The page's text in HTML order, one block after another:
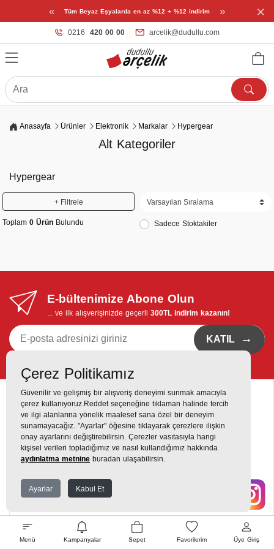
« Tüm Beyaz Eşyalarda en az %12 + %12 indirim » ×
0216 420 00 00 arcelik@dudullu.com
Menü Kampanyalar Sepet Favorilerim Üye Giriş
Anasayfa Ürünler Elektronik Markalar Hypergear
Alt Kategoriler
Hypergear
+ Filtrele
Toplam 0 Ürün Bulundu Sadece Stoktakiler
E-bültenimize Abone Olun
... ve ilk alışverişinizde geçerli 300TL indirim kazanın!
KATIL →
Destek Hattı
0216 420 00 00
Yukarı Dudullu, Alemdağ Cd No: 806, 34760 Dudullu, Ümraniye,
İstanbul
Çerez Politikamız
Güvenilir ve gelişmiş bir alışveriş deneyimi sunmak amacıyla
çerez kullanıyoruz.Reddet seçeneğine tıklaman halinde tercih
ve ilgi alanlarına yönelik maalesef sana özel bir deneyim
sunamayacağız. "Ayarlar" öğesine tıklayarak çerezlere ilişkin
onay ayarlarını değiştirebilirsin. Çerezler vasıtasıyla hangi
kişisel verileri topladığımız ve nasıl kullandığımız hakkında
aydınlatma metnine buradan ulaşabilirsin.
Ayarlar Kabul Et